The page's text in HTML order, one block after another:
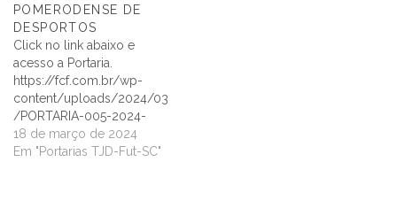
POMERODENSE DE
DESPORTOS
Click no link abaixo e
acesso a Portaria.
https://fcf.com.br/wp-
content/uploads/2024/03
/PORTARIA-005-2024-
COMISSAO-LPD.pdf
18 de março de 2024
Em "Portarias TJD-Fut-SC"